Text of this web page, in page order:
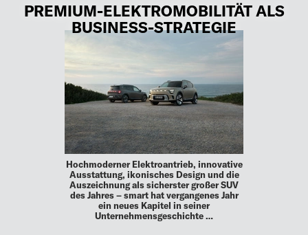
PREMIUM-ELEKTROMOBILITÄT ALS
BUSINESS-STRATEGIE
Hochmoderner Elektroantrieb, innovative
Ausstattung, ikonisches Design und die
Auszeichnung als sicherster großer SUV
des Jahres – smart hat vergangenes Jahr
ein neues Kapitel in seiner
Unternehmensgeschichte …